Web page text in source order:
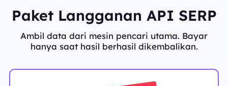
Paket Langganan API SERP
Ambil data dari mesin pencari utama. Bayar
hanya saat hasil berhasil dikembalikan.